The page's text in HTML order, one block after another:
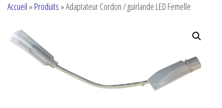
Accueil » Produits »Adaptateur Cordon / guirlande LED Femelle